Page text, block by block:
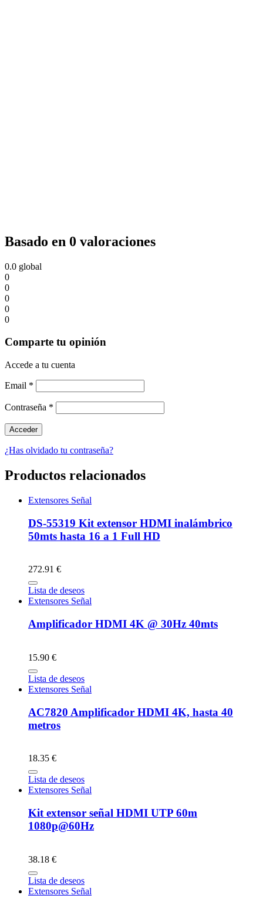
Basado en 0 valoraciones
0.0 global
0
0
0
0
0
Comparte tu opinión
Accede a tu cuenta
Email *
Contraseña *
¿Has olvidado tu contraseña?
Productos relacionados
Extensores Señal
DS-55319 Kit extensor HDMI inalámbrico
50mts hasta 16 a 1 Full HD
272.91 €
Lista de deseos
Extensores Señal
Amplificador HDMI 4K @ 30Hz 40mts
15.90 €
Lista de deseos
Extensores Señal
AC7820 Amplificador HDMI 4K, hasta 40
metros
18.35 €
Lista de deseos
Extensores Señal
Kit extensor señal HDMI UTP 60m
1080p@60Hz
38.18 €
Lista de deseos
Extensores Señal